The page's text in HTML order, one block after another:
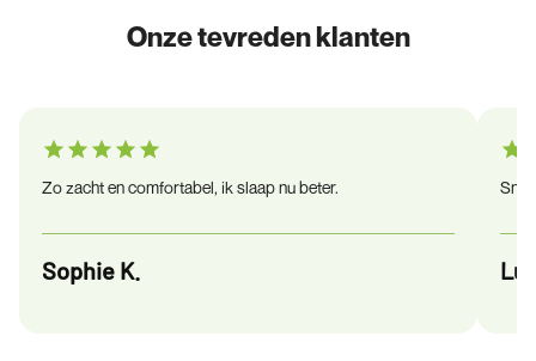
Onze tevreden klanten
Zo zacht en comfortabel, ik slaap nu beter.
Sophie K.
Snel